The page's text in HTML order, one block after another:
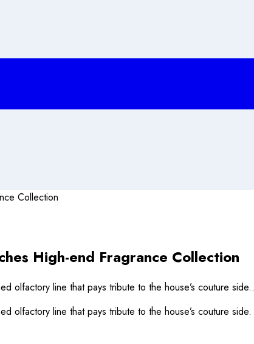
High-end Fragrance Collection
olfactory line that pays tribute to the house’s couture side..
olfactory line that pays tribute to the house’s couture side.